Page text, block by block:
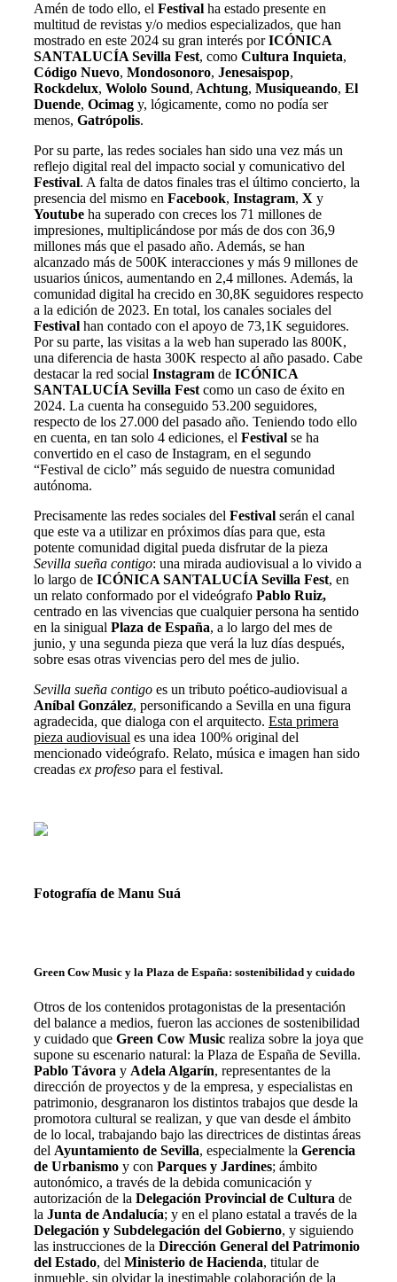
Amén de todo ello, el Festival ha estado presente en
multitud de revistas y/o medios especializados, que han
mostrado en este 2024 su gran interés porICÓNICA
SANTALUCÍA Sevilla Fest, como Cultura Inquieta,
Código Nuevo, Mondosonoro, Jenesaispop,
Rockdelux, Wololo Sound, Achtung, Musiqueando, El
Duende, Ocimag y, lógicamente, como no podía ser
menos, Gatrópolis.
Por su parte, las redes sociales han sido una vez más un
reflejo digital real del impacto social y comunicativo del
Festival. A falta de datos finales tras el último concierto, la
presencia del mismo en Facebook, Instagram, X y
Youtube ha superado con creces los 71 millones de
impresiones, multiplicándose por más de dos con 36,9
millones más que el pasado año. Además, se han
alcanzado más de 500K interacciones y más 9 millones de
usuarios únicos, aumentando en 2,4 millones. Además, la
comunidad digital ha crecido en 30,8K seguidores respecto
a la edición de 2023. En total, los canales sociales del
Festival han contado con el apoyo de 73,1K seguidores.
Por su parte, las visitas a la web han superado las 800K,
una diferencia de hasta 300K respecto al año pasado. Cabe
destacar la red social Instagram de ICÓNICA
SANTALUCÍA Sevilla Fest como un caso de éxito en
2024. La cuenta ha conseguido 53.200 seguidores,
respecto de los 27.000 del pasado año. Teniendo todo ello
en cuenta, en tan solo 4 ediciones, el Festival se ha
convertido en el caso de Instagram, en el segundo
“Festival de ciclo” más seguido de nuestra comunidad
autónoma.
Precisamente las redes sociales del Festival serán el canal
que este va a utilizar en próximos días para que, esta
potente comunidad digital pueda disfrutar de la pieza
Sevilla sueña contigo: una mirada audiovisual a lo vivido a
lo largo de ICÓNICA SANTALUCÍA Sevilla Fest, en
un relato conformado por el videógrafo Pablo Ruiz,
centrado en las vivencias que cualquier persona ha sentido
en la sinigual Plaza de España, a lo largo del mes de
junio, y una segunda pieza que verá la luz días después,
sobre esas otras vivencias pero del mes de julio.
Sevilla sueña contigo es un tributo poético-audiovisual a
Aníbal González, personificando a Sevilla en una figura
agradecida, que dialoga con el arquitecto. Esta primera
pieza audiovisual es una idea 100% original del
mencionado videógrafo. Relato, música e imagen han sido
creadas ex profeso para el festival.
Fotografía de Manu Suá
Green Cow Music y la Plaza de España: sostenibilidad y cuidado
Otros de los contenidos protagonistas de la presentación
del balance a medios, fueron las acciones de sostenibilidad
y cuidado que Green Cow Music realiza sobre la joya que
supone su escenario natural: la Plaza de España de Sevilla.
Pablo Távora y Adela Algarín, representantes de la
dirección de proyectos y de la empresa, y especialistas en
patrimonio, desgranaron los distintos trabajos que desde la
promotora cultural se realizan, y que van desde el ámbito
de lo local, trabajando bajo las directrices de distintas áreas
del Ayuntamiento de Sevilla, especialmente la Gerencia
de Urbanismo y con Parques y Jardines; ámbito
autonómico, a través de la debida comunicación y
autorización de la Delegación Provincial de Cultura de
la Junta de Andalucía; y en el plano estatal a través de la
Delegación y Subdelegación del Gobierno, y siguiendo
las instrucciones de la Dirección General del Patrimonio
del Estado, del Ministerio de Hacienda, titular de
inmueble, sin olvidar la inestimable colaboración de la